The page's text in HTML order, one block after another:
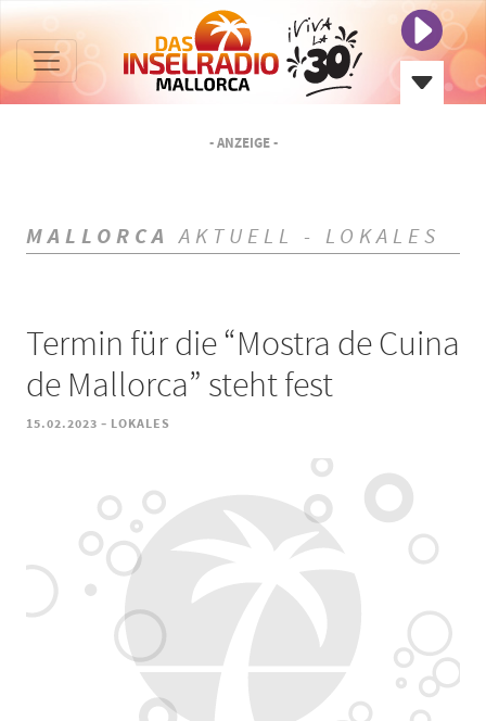
- ANZEIGE -
MALLORCA AKTUELL - LOKALES
Termin für die “Mostra de Cuina
de Mallorca” steht fest
15.02.2023 - LOKALES